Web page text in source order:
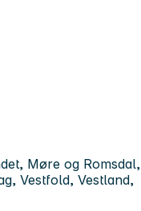
Møre og Romsdal,
Vestfold, Vestland,